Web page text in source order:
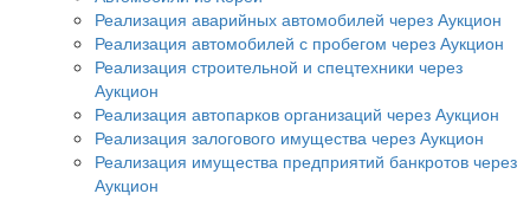
Реализация аварийных автомобилей через Аукцион
Реализация автомобилей с пробегом через Аукцион
Реализация строительной и спецтехники через
Аукцион
Реализация автопарков организаций через Аукцион
Реализация залогового имущества через Аукцион
Реализация имущества предприятий банкротов через
Аукцион